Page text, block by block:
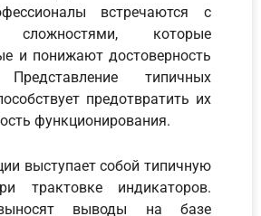
встречаются с
сложностями, которые
и понижают достоверность
Представление типичных
предотвратить их
функционирования.
выступает собой типичную
трактовке индикаторов.
выводы на базе